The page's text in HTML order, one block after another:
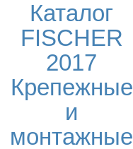
Каталог
FISCHER
2017
Крепежные
и
монтажные